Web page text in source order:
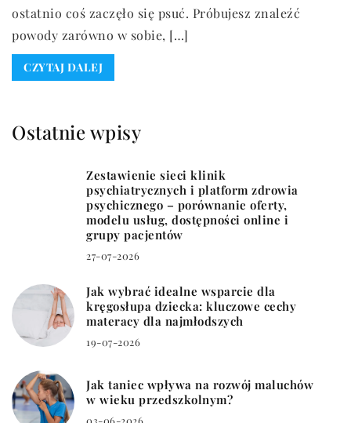
ostatnio coś zaczęło się psuć. Próbujesz znaleźć
powody zarówno w sobie, […]
CZYTAJ DALEJ
Ostatnie wpisy
Zestawienie sieci klinik
psychiatrycznych i platform zdrowia
psychicznego – porównanie oferty,
modelu usług, dostępności online i
grupy pacjentów
27-07-2026
Jak wybrać idealne wsparcie dla
kręgosłupa dziecka: kluczowe cechy
materacy dla najmłodszych
19-07-2026
Jak taniec wpływa na rozwój maluchów
w wieku przedszkolnym?
03-06-2026